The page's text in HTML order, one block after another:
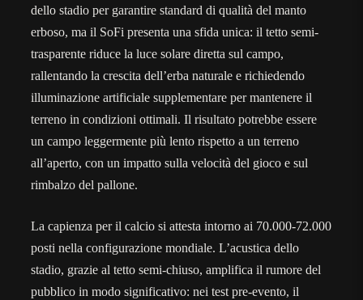
dello stadio per garantire standard di qualità del manto
erboso, ma il SoFi presenta una sfida unica: il tetto semi-
trasparente riduce la luce solare diretta sul campo,
rallentando la crescita dell’erba naturale e richiedendo
illuminazione artificiale supplementare per mantenere il
terreno in condizioni ottimali. Il risultato potrebbe essere
un campo leggermente più lento rispetto a un terreno
all’aperto, con un impatto sulla velocità del gioco e sul
rimbalzo del pallone.
La capienza per il calcio si attesta intorno ai 70.000-72.000
posti nella configurazione mondiale. L’acustica dello
stadio, grazie al tetto semi-chiuso, amplifica il rumore del
pubblico in modo significativo: nei test pre-evento, il